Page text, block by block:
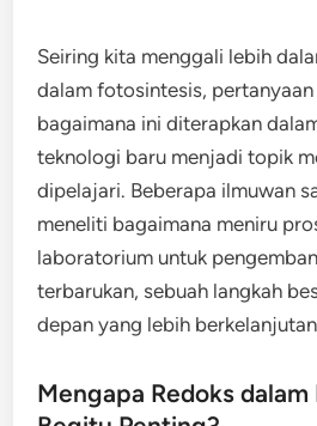
Seiring kita menggali lebih
dalam fotosintesis, pertanyaan
bagaimana ini diterapkan
teknologi baru menjadi topik
dipelajari. Beberapa ilmuwan
meneliti bagaimana meniru
laboratorium untuk
terbarukan, sebuah langkah
depan yang lebih
Mengapa Redoks